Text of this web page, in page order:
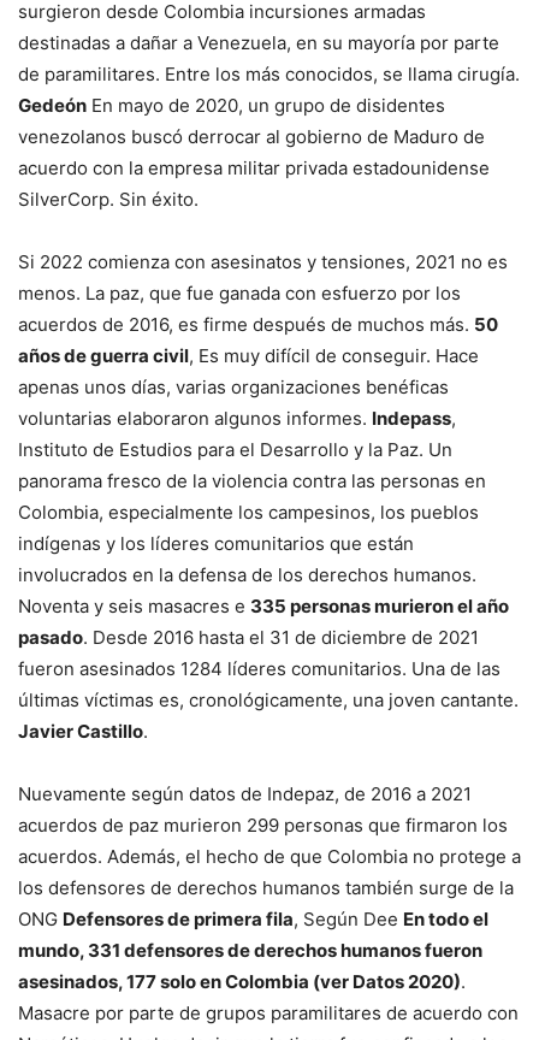
surgieron desde Colombia incursiones armadas
destinadas a dañar a Venezuela, en su mayoría por parte
de paramilitares. Entre los más conocidos, se llama cirugía.
Gedeón En mayo de 2020, un grupo de disidentes
venezolanos buscó derrocar al gobierno de Maduro de
acuerdo con la empresa militar privada estadounidense
SilverCorp. Sin éxito.
Si 2022 comienza con asesinatos y tensiones, 2021 no es
menos. La paz, que fue ganada con esfuerzo por los
acuerdos de 2016, es firme después de muchos más. 50
años de guerra civil, Es muy difícil de conseguir. Hace
apenas unos días, varias organizaciones benéficas
voluntarias elaboraron algunos informes. Indepass,
Instituto de Estudios para el Desarrollo y la Paz. Un
panorama fresco de la violencia contra las personas en
Colombia, especialmente los campesinos, los pueblos
indígenas y los líderes comunitarios que están
involucrados en la defensa de los derechos humanos.
Noventa y seis masacres e 335 personas murieron el año
pasado. Desde 2016 hasta el 31 de diciembre de 2021
fueron asesinados 1284 líderes comunitarios. Una de las
últimas víctimas es, cronológicamente, una joven cantante.
Javier Castillo.
Nuevamente según datos de Indepaz, de 2016 a 2021
acuerdos de paz murieron 299 personas que firmaron los
acuerdos. Además, el hecho de que Colombia no protege a
los defensores de derechos humanos también surge de la
ONG Defensores de primera fila, Según Dee En todo el
mundo, 331 defensores de derechos humanos fueron
asesinados, 177 solo en Colombia (ver Datos 2020).
Masacre por parte de grupos paramilitares de acuerdo con